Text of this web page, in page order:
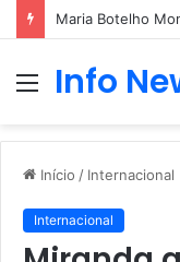
Maria Botelho
Menu
Info
Início / Internacional
Internacional